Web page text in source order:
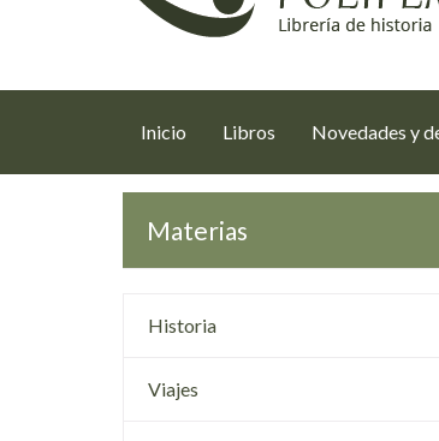
Inicio (current)
Libros Novedades y
Materias
Historia
Viajes